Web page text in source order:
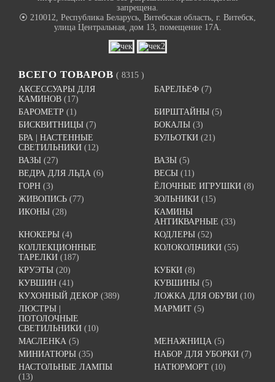
запрещена.
⦿ 210012, Республика Беларусь, Витебская область, г. Витебск,
улица Центральная, дом 13, помещение 17А.
ВСЕГО ТОВАРОВ ( 8315 )
АКСЕССУАРЫ ДЛЯ
КАМИНОВ (17)
БАРЕЛЬЕФ (7)
БАРОМЕТР (1) БИРШТАЙНЫ (5)
БИСКВИТНИЦЫ (7) БОКАЛЫ (3)
БРА | НАСТЕННЫЕ
СВЕТИЛЬНИКИ (12)
БУЛЬОТКИ (21)
ВАЗЫ (27) ВАЗЫ (5)
ВЕДРА ДЛЯ ЛЬДА (6) ВЕСЫ (11)
ГОРН (3) ЁЛОЧНЫЕ ИГРУШКИ (8)
ЖИВОПИСЬ (77) ЗОЛЬНИКИ (15)
ИКОНЫ (28)
КАМИНЫ
АНТИКВАРНЫЕ (33)
КНОКЕРЫ (4) КОДЛЕРЫ (52)
КОЛЛЕКЦИОННЫЕ
ТАРЕЛКИ (187)
КОЛОКОЛЬЧИКИ (55)
КРУЭТЫ (20) КУБКИ (8)
КУВШИН (41) КУВШИНЫ (5)
КУХОННЫЙ ДЕКОР (389) ЛОЖКА ДЛЯ ОБУВИ (10)
ЛЮСТРЫ |
ПОТОЛОЧНЫЕ
СВЕТИЛЬНИКИ (10)
МАРМИТ (5)
МАСЛЕНКА (5) МЕНАЖНИЦА (5)
МИНИАТЮРЫ (35) НАБОР ДЛЯ УБОРКИ (7)
НАСТОЛЬНЫЕ ЛАМПЫ
(13)
НАТЮРМОРТ (10)